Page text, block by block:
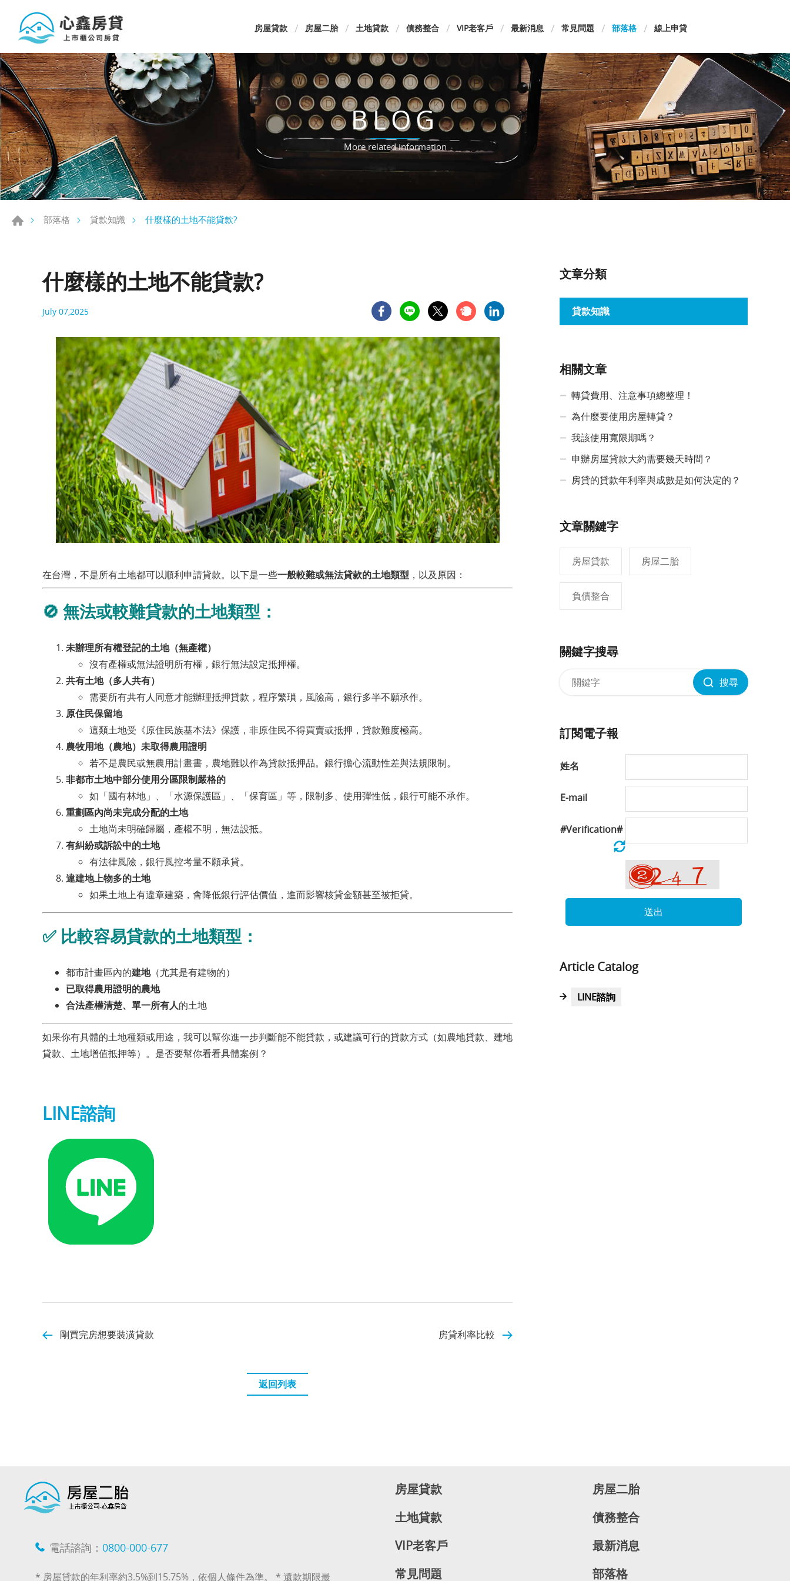
房屋貸款 房屋二胎 土地貸款 債務整合 VIP老客戶 最新消息 常見問題 部落格 線上申貸
BLOG
More related information
部落格 貸款知識 什麼樣的土地不能貸款?
什麼樣的土地不能貸款?
July 07,2025
在台灣，不是所有土地都可以順利申請貸款。以下是一些一般較難或無法貸款的土地類型 ，以及原因：
🚫 無法或較難貸款的土地類型：
未辦理所有權登記的土地（無產權）
沒有產權或無法證明所有權，銀行無法設定抵押權。
共有土地（多人共有）
需要所有共有人同意才能辦理抵押貸款，程序繁瑣，風險高，銀行多半不願承作。
原住民保留地
這類土地受《原住民族基本法》保護，非原住民不得買賣或抵押，貸款難度極高。
農牧用地（農地）未取得農用證明
若不是農民或無農用計畫書，農地難以作為貸款抵押品。銀行擔心流動性差與法規限制。
非都市土地中部分使用分區限制嚴格的
如「國有林地」、「水源保護區」、「保育區」等，限制多、使用彈性低，銀行可能不承作。
重劃區內尚未完成分配的土地
土地尚未明確歸屬，產權不明，無法設抵。
有糾紛或訴訟中的土地
有法律風險，銀行風控考量不願承貸。
違建地上物多的土地
如果土地上有違章建築，會降低銀行評估價值，進而影響核貸金額甚至被拒貸。
✅ 比較容易貸款的土地類型：
都市計畫區內的建地（尤其是有建物的）
已取得農用證明的農地
合法產權清楚、單一所有人的土地
如果你有具體的土地種類或用途，我可以幫你進一步判斷能不能貸款，或建議可行的貸款方式（如農地貸款、建地
貸款、土地增值抵押等）。是否要幫你看看具體案例？
LINE諮詢
剛買完房想要裝潢貸款 房貸利率比較
返回列表
文章分類
貸款知識
相關文章
轉貸費用、注意事項總整理！
為什麼要使用房屋轉貸？
我該使用寬限期嗎？
申辦房屋貸款大約需要幾天時間？
房貸的貸款年利率與成數是如何決定的？
文章關鍵字
房屋貸款 房屋二胎
負債整合
關鍵字搜尋
搜尋
訂閱電子報
姓名
E-mail
#Verification#
送出
Article Catalog
LINE諮詢
房屋貸款
房屋二胎
土地貸款
債務整合
VIP老客戶
最新消息
常見問題
部落格
電話諮詢： 0800-000-677
* 房屋貸款的年利率約3.5%到15.75%，依個人條件為準。 * 還款期限最